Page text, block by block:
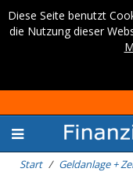
Diese Seite benutzt
die Nutzung dieser
Start
Geldanlage +